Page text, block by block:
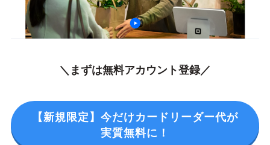
＼まずは無料アカウント登録／
【新規限定】今だけカードリーダー代が
実質無料に！